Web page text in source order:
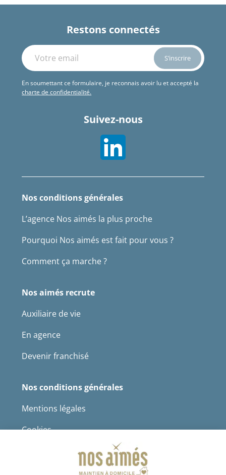
Restons connectés
En soumettant ce formulaire, je reconnais avoir lu et accepté la
charte de confidentialité.
Suivez-nous
Nos conditions générales
L’agence Nos aimés la plus proche
Pourquoi Nos aimés est fait pour vous ?
Comment ça marche ?
Nos aimés recrute
Auxiliaire de vie
En agence
Devenir franchisé
Nos conditions générales
Mentions légales
Cookies
Protection des données à caractère personnel